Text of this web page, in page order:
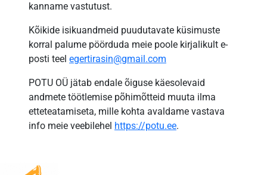
kanname vastutust.
Kõikide isikuandmeid puudutavate küsimuste
korral palume pöörduda meie poole kirjalikult e-
posti teel egertirasin@gmail.com
POTU OÜ jätab endale õiguse käesolevaid
andmete töötlemise põhimõtteid muuta ilma
etteteatamiseta, mille kohta avaldame vastava
info meie veebilehel https://potu.ee.